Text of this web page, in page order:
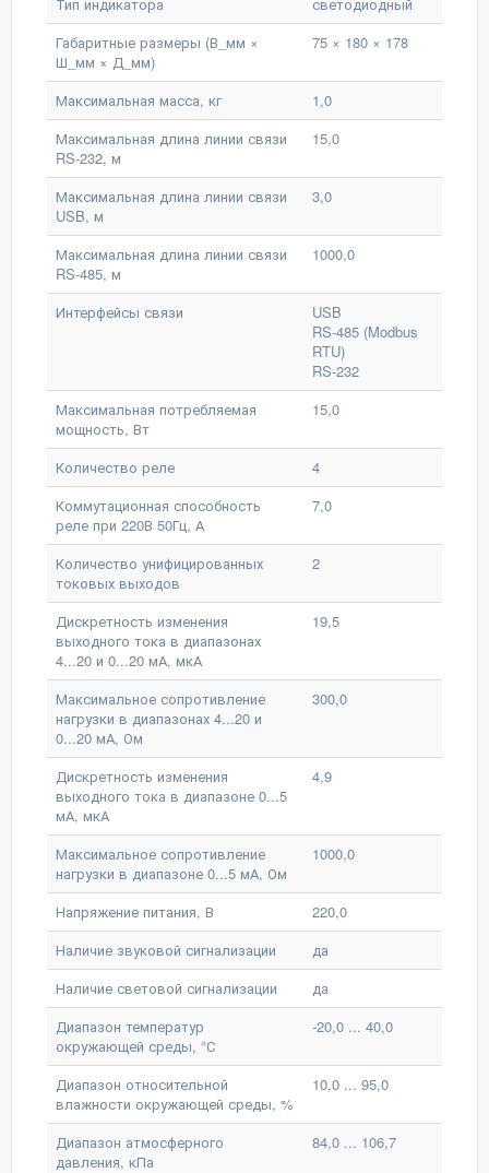
Габаритные размеры (В_мм ×
Ш_мм × Д_мм)
75 × 180 × 178
Максимальная масса, кг
1,0
Максимальная длина линии связи
RS-232, м
15,0
Максимальная длина линии связи
USB, м
3,0
Максимальная длина линии связи
RS-485, м
1000,0
Интерфейсы связи
USB
RS-485 (Modbus
RTU)
RS-232
Максимальная потребляемая
мощность, Вт
15,0
Количество реле
4
Коммутационная способность
реле при 220В 50Гц, А
7,0
Количество унифицированных
токовых выходов
2
Дискретность изменения
выходного тока в диапазонах
4...20 и 0...20 мА, мкА
19,5
Максимальное сопротивление
нагрузки в диапазонах 4...20 и
0...20 мА, Ом
300,0
Дискретность изменения
выходного тока в диапазоне 0...5
мА, мкА
4,9
Максимальное сопротивление
нагрузки в диапазоне 0...5 мА, Ом
1000,0
Напряжение питания, В
220,0
Наличие звуковой сигнализации
да
Наличие световой сигнализации
да
Диапазон температур
окружающей среды, °С
-20,0 ... 40,0
Диапазон относительной
влажности окружающей среды, %
10,0 ... 95,0
Диапазон атмосферного
давления, кПа
84,0 ... 106,7